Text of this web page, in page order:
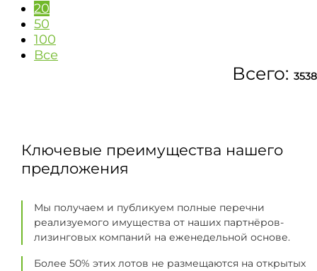
20
50
100
Все
Всего:
Ключевые преимущества нашего
предложения
Мы получаем и публикуем полные перечни
реализуемого имущества от наших партнёров-
лизинговых компаний на еженедельной основе.
Более 50% этих лотов не размещаются на открытых